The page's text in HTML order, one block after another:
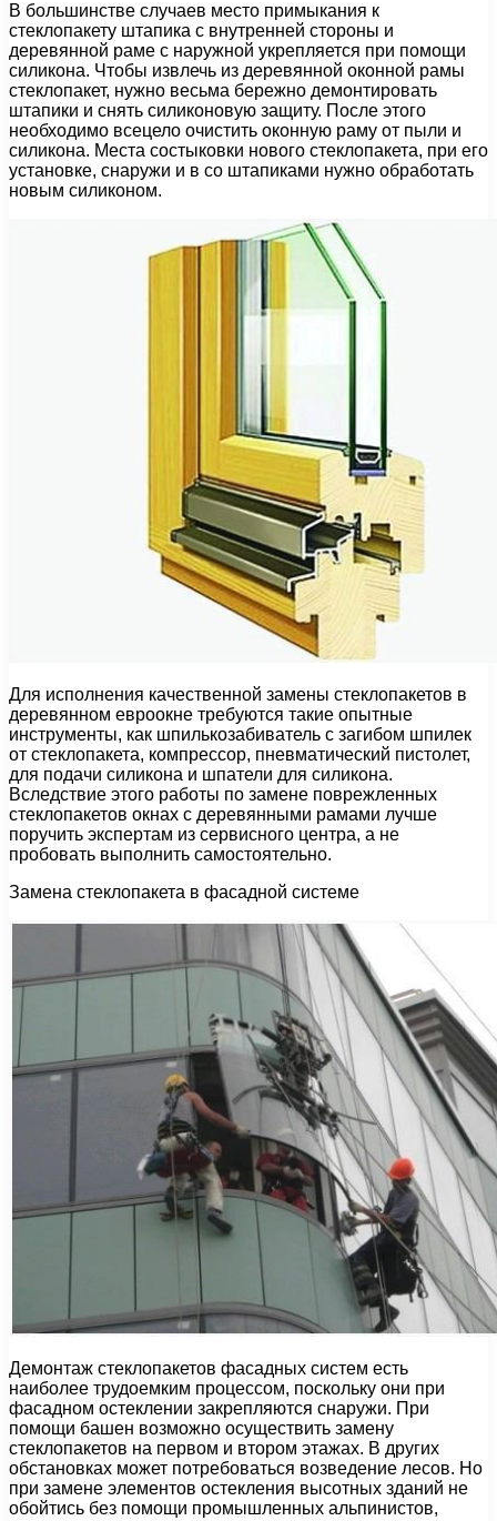
В большинстве случаев место примыкания к
стеклопакету штапика с внутренней стороны и
деревянной раме с наружной укрепляется при помощи
силикона. Чтобы извлечь из деревянной оконной рамы
стеклопакет, нужно весьма бережно демонтировать
штапики и снять силиконовую защиту. После этого
необходимо всецело очистить оконную раму от пыли и
силикона. Места состыковки нового стеклопакета, при его
установке, снаружи и в со штапиками нужно обработать
новым силиконом.
Для исполнения качественной замены стеклопакетов в
деревянном евроокне требуются такие опытные
инструменты, как шпилькозабиватель с загибом шпилек
от стеклопакета, компрессор, пневматический пистолет,
для подачи силикона и шпатели для силикона.
Вследствие этого работы по замене поврежленных
стеклопакетов окнах с деревянными рамами лучше
поручить экспертам из сервисного центра, а не
пробовать выполнить самостоятельно.
Замена стеклопакета в фасадной системе
Демонтаж стеклопакетов фасадных систем есть
наиболее трудоемким процессом, поскольку они при
фасадном остеклении закрепляются снаружи. При
помощи башен возможно осуществить замену
стеклопакетов на первом и втором этажах. В других
обстановках может потребоваться возведение лесов. Но
при замене элементов остекления высотных зданий не
обойтись без помощи промышленных альпинистов,